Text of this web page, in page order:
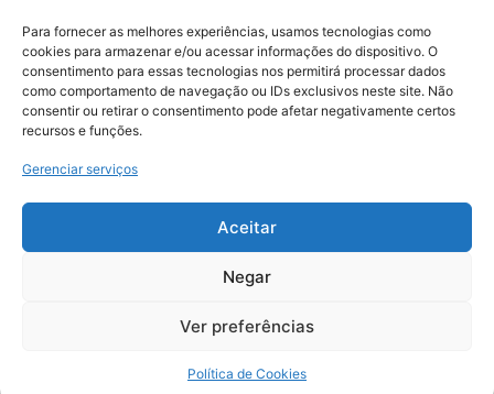
Para fornecer as melhores experiências, usamos tecnologias como
cookies para armazenar e/ou acessar informações do dispositivo. O
consentimento para essas tecnologias nos permitirá processar dados
como comportamento de navegação ou IDs exclusivos neste site. Não
consentir ou retirar o consentimento pode afetar negativamente certos
recursos e funções.
Gerenciar serviços
Aceitar
Negar
Ver preferências
Política de Cookies
Resíduos Sólidos
05/08/2026
© 2026, Todos os direitos reservados | Desenvolvido por:
Digital Business| Hospedado por:NP Publicidade
Fale Conosco
Sobre Nós
Política de Segurança e Privacidade
Facebook
YouTubeInstagram
Copy Protected by